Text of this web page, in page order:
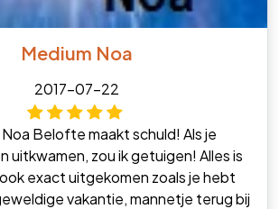
Medium Noa
2017-07-22
Belofte maakt schuld! Als je
uitkwamen, zou ik getuigen! Alles is
exact uitgekomen zoals je hebt
vakantie, mannetje terug bij